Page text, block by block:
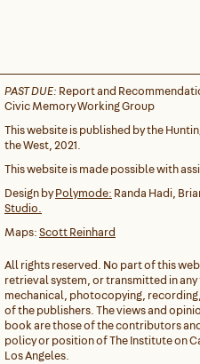
PAST DUE: Report and
Civic Memory Working Group
This website is published by the
the West, 2021.
This website is made possible with
Design byPolymode: Randa Hadi,
Studio.
Maps:Scott Reinhard
All rights reserved. No part of this
retrieval system, or transmitted in
mechanical, photocopying,
of the publishers. The views and
book are those of the contributors
policy or position of The Institute on
Los Angeles.